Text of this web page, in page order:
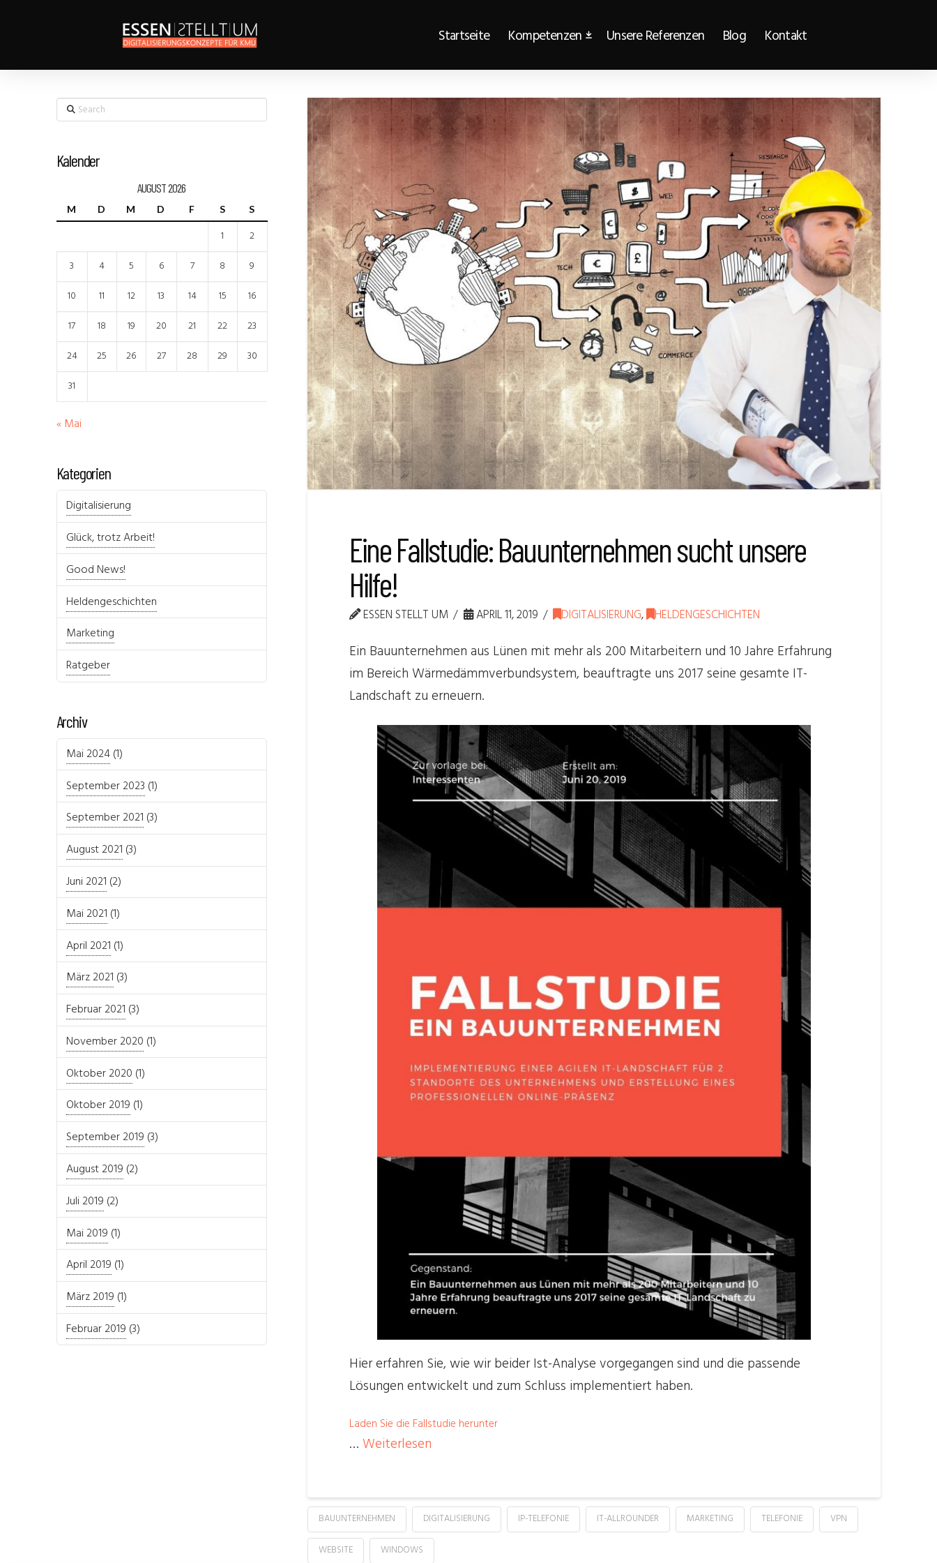
Startseite Kompetenzen Unsere Referenzen Blog Kontakt
Eine Fallstudie: Bauunternehmen sucht unsere
Hilfe!
ESSEN STELLT UM APRIL 11, 2019 DIGITALISIERUNG, HELDENGESCHICHTEN
Ein Bauunternehmen aus Lünen mit mehr als 200 Mitarbeitern und 10 Jahre Erfahrung
im Bereich Wärmedämmverbundsystem, beauftragte uns 2017 seine gesamte IT-
Landschaft zu erneuern.
Hier erfahren Sie, wie wir beider Ist-Analyse vorgegangen sind und die passende
Lösungen entwickelt und zum Schluss implementiert haben.
Laden Sie die Fallstudie herunter
… Weiterlesen
BAUUNTERNEHMEN DIGITALISIERUNG IP-TELEFONIE IT-ALLROUNDER MARKETING TELEFONIE VPN
WEBSITE WINDOWS
Search
Kalender
AUGUST 2026
M D M D F S S
1
2
3
4 5 6 7 8
9
10
11 12 13 14 15
16
17
18 19 20 21 22
23
24
25 26 27 28 29
30
31
« Mai
Kategorien
Digitalisierung
Glück, trotz Arbeit!
Good News!
Heldengeschichten
Marketing
Ratgeber
Archiv
Mai 2024(1)
September 2023 (1)
September 2021 (3)
August 2021 (3)
Juni 2021 (2)
Mai 2021 (1)
April 2021 (1)
März 2021 (3)
Februar 2021 (3)
November 2020 (1)
Oktober 2020 (1)
Oktober 2019 (1)
September 2019 (3)
August 2019 (2)
Juli 2019 (2)
Mai 2019 (1)
April 2019 (1)
März 2019 (1)
Februar 2019 (3)